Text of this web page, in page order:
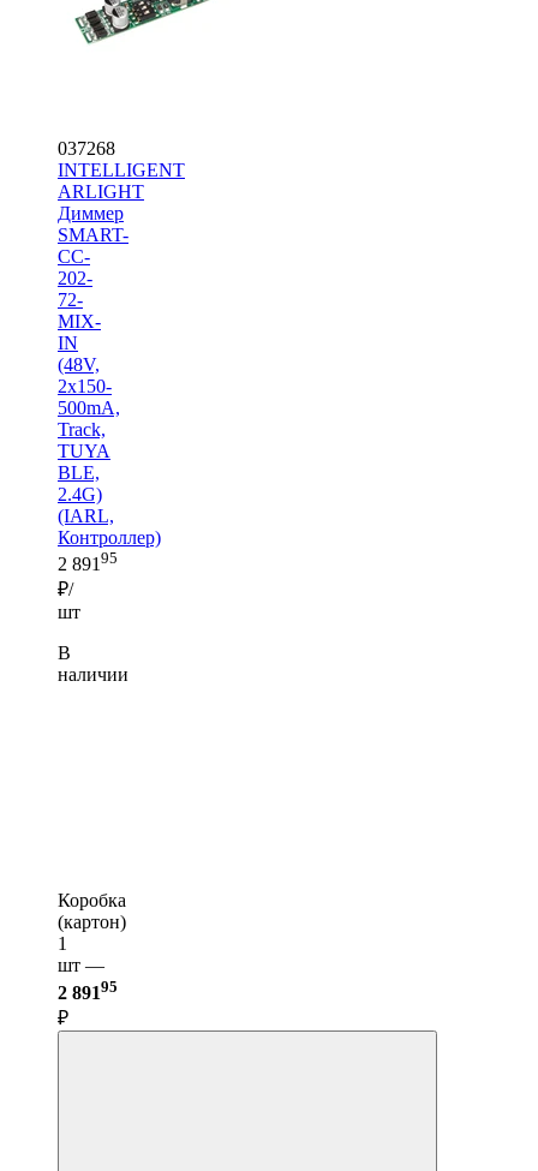
037268
INTELLIGENT
ARLIGHT
Диммер
SMART-
CC-
202-
72-
MIX-
IN
(48V,
2x150-
500mA,
Track,
TUYA
BLE,
2.4G)
(IARL,
Контроллер)
2 891 95
₽/
шт
В
наличии
Коробка
(картон)
1
шт —
2 89195
₽